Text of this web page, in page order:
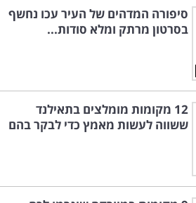
סיפורה המדהים של העיר עכו נחשף
בסרטון מרתק ומלא סודות...
12 מקומות מומלצים בתאילנד
ששווה לעשות מאמץ כדי לבקר בהם